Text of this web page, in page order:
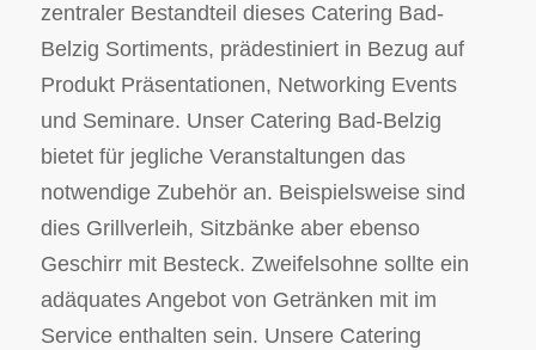
zentraler Bestandteil dieses Catering Bad-
Belzig Sortiments, prädestiniert in Bezug auf
Produkt Präsentationen, Networking Events
und Seminare. Unser Catering Bad-Belzig
bietet für jegliche Veranstaltungen das
notwendige Zubehör an. Beispielsweise sind
dies Grillverleih, Sitzbänke aber ebenso
Geschirr mit Besteck. Zweifelsohne sollte ein
adäquates Angebot von Getränken mit im
Service enthalten sein. Unsere Catering